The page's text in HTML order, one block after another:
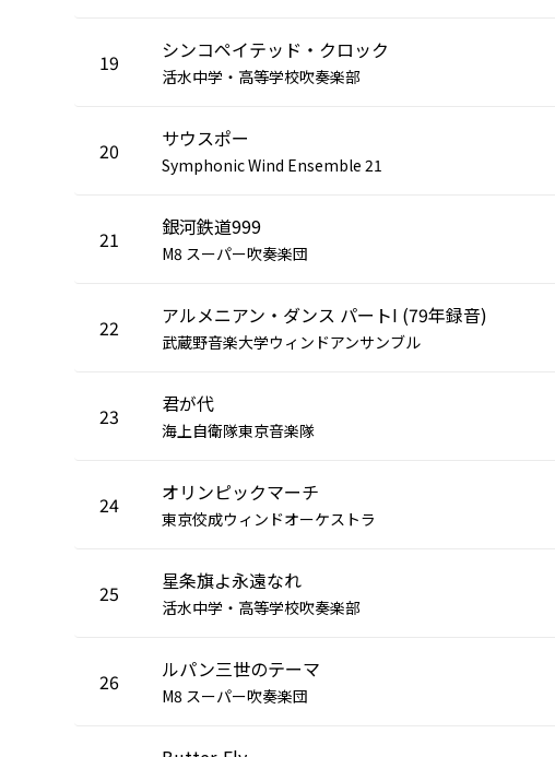
19 シンコペイテッド・クロック
活水中学・高等学校吹奏楽部
20 サウスポー
Symphonic Wind Ensemble 21
21 銀河鉄道999
M8 スーパー吹奏楽団
22 アルメニアン・ダンス パートI (79年録音)
武蔵野音楽大学ウィンドアンサンブル
23 君が代
海上自衛隊東京音楽隊
24 オリンピックマーチ
東京佼成ウィンドオーケストラ
25 星条旗よ永遠なれ
活水中学・高等学校吹奏楽部
26 ルパン三世のテーマ
M8 スーパー吹奏楽団